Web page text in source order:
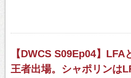
【DWCS S09Ep04】
王者出場。シャポリンは